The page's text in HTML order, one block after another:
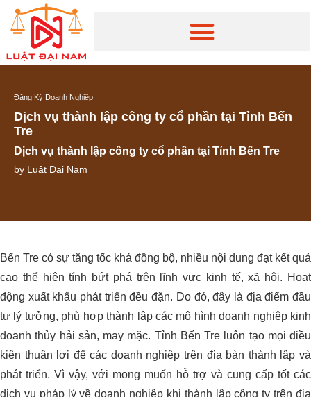
Đăng Ký Doanh Nghiệp
Dịch vụ thành lập công ty cổ phần tại Tỉnh Bến
Tre
Dịch vụ thành lập công ty cổ phần tại Tỉnh Bến Tre
by Luật Đại Nam
Bến Tre có sự tăng tốc khá đồng bộ, nhiều nội dung đạt kết quả
cao thể hiện tính bứt phá trên lĩnh vực kinh tế, xã hội. Hoạt
động xuất khẩu phát triển đều đặn. Do đó, đây là địa điểm đầu
tư lý tưởng, phù hợp thành lập các mô hình doanh nghiệp kinh
doanh thủy hải sản, may mặc. Tỉnh Bến Tre luôn tạo mọi điều
kiện thuận lợi để các doanh nghiệp trên địa bàn thành lập và
phát triển. Vì vậy, với mong muốn hỗ trợ và cung cấp tốt các
dịch vụ pháp lý về doanh nghiệp khi thành lập công ty trên địa